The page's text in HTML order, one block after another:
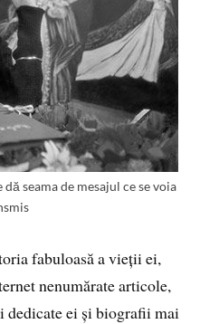
seama de mesajul ce se voia
fabuloasă a vieții ei,
nenumărate articole,
ei și biografii mai